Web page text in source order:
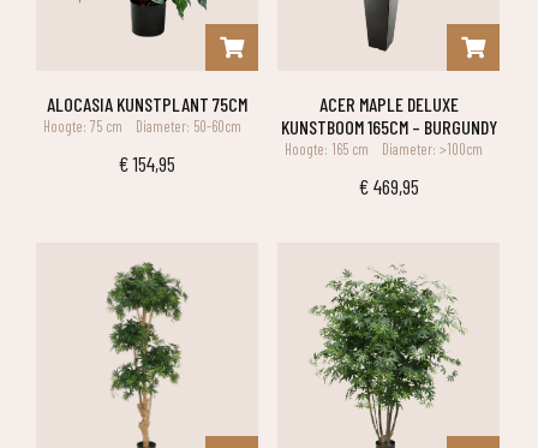
ALOCASIA KUNSTPLANT 75CM
Hoogte: 75 cm Diameter: 50-60cm
€154,95
ACER MAPLE DELUXE
KUNSTBOOM 165CM – BURGUNDY
Hoogte: 165 cm Diameter: >100cm
€ 469,95